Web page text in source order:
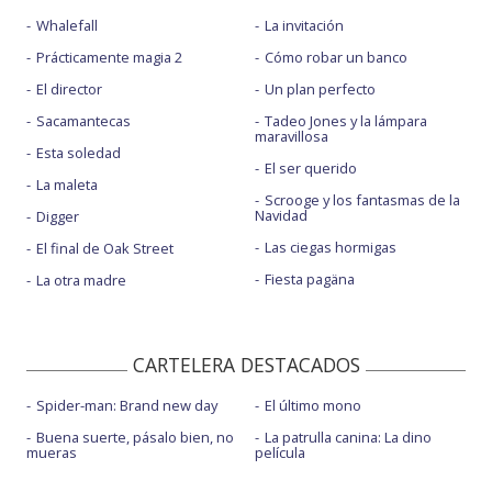
Whalefall
Prácticamente magia 2
El director
Sacamantecas
Esta soledad
La maleta
Digger
El final de Oak Street
La otra madre
La invitación
Cómo robar un banco
Un plan perfecto
Tadeo Jones y la lámpara
maravillosa
El ser querido
Scrooge y los fantasmas de la
Navidad
Las ciegas hormigas
Fiesta pagäna
CARTELERA DESTACADOS
Spider-man: Brand new day
Buena suerte, pásalo bien, no
mueras
El último mono
La patrulla canina: La dino
película